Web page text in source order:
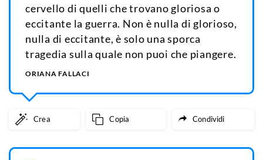
cervello di quelli che trovano gloriosa o
eccitante la guerra. Non è nulla di glorioso,
nulla di eccitante, è solo una sporca
tragedia sulla quale non puoi che piangere.
ORIANA FALLACI
Crea Copia Condividi